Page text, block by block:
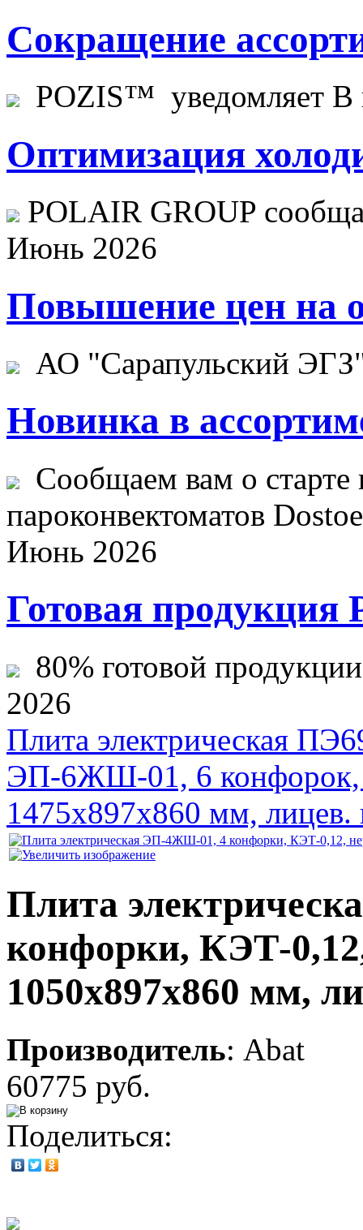
Сокращение
POZIS™ уведомляет В
Оптимизация
POLAIR GROUP
Июнь 2026
Повышение цен на
АО "Сарапульский
Новинка в
Сообщаем вам о старте
пароконвектоматов
Июнь 2026
Готовая продукция
80% готовой
2026
Плита электрическая
ЭП-6ЖШ-01, 6 конфорок,
1475x897x860 мм, лицев.
Плита
конфорки, КЭТ-
1050x897x860 мм,
Производитель: Abat
60775 руб.
Поделиться: